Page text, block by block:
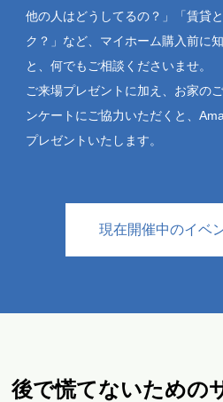
他の人はどうしてるの？」「賃貸
ク？」など、マイホーム購入前に
と、何でもご相談くださいませ。
ご来場プレゼントに加え、お家の
ンケートにご協力いただくと、
プレゼントいたします。
現在開催中のイベ
後で慌てないための